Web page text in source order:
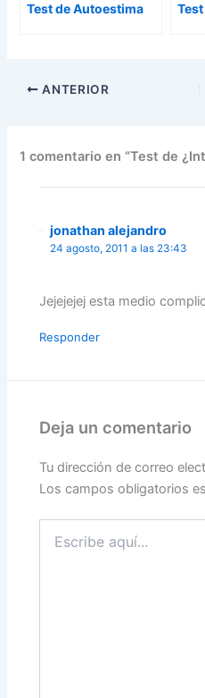
Test de Autoestima
ANTERIOR
1 comentario en “Test de
jonathan alejandro
24 agosto, 2011 a las 23:43
Jejejejej esta medio
Responder
Deja un comentario
Tu dirección de correo
Los campos obligatorios
aquí...